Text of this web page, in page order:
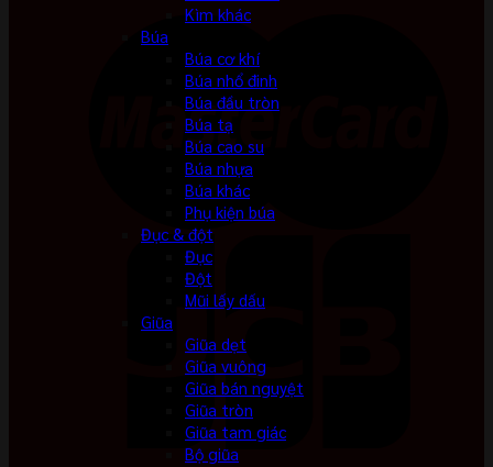
Kìm khác
Búa
Búa cơ khí
Búa nhổ đinh
Búa đầu tròn
Búa tạ
Búa cao su
Búa nhựa
Búa khác
Phụ kiện búa
Đục & đột
Đục
Đột
Mũi lấy dấu
Giũa
Giũa dẹt
Giũa vuông
Giũa bán nguyệt
Giũa tròn
Giũa tam giác
Bộ giũa